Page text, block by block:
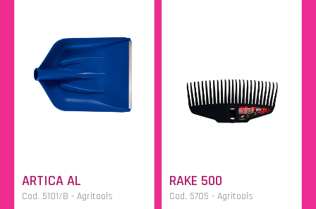
ARTICA AL
Cod. 5101/B - Agritools
RAKE 500
Cod. 5705 - Agritools